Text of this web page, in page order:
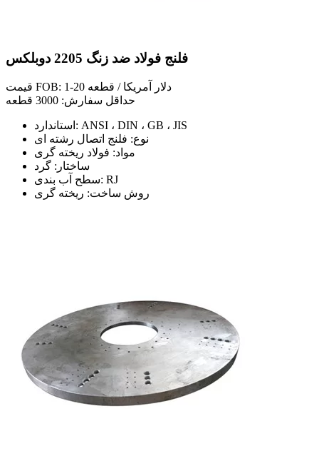
فلنج فولاد ضد زنگ 2205 دوبلکس
قیمت FOB: 1-20 دلار آمریکا / قطعه
حداقل سفارش: 3000 قطعه
استاندارد: ANSI ، DIN ، GB ، JIS
نوع: فلنج اتصال رشته ای
مواد: فولاد ریخته گری
ساختار: گرد
سطح آب بندی: RJ
روش ساخت: ریخته گری